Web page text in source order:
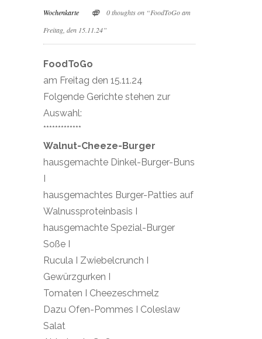
Wochenkarte
0 thoughts on “FoodToGo am
Freitag, den 15.11.24”
FoodToGo
am Freitag den 15.11.24
Folgende Gerichte stehen zur
Auswahl:
*************
Walnut-Cheeze-Burger
hausgemachte Dinkel-Burger-Buns
I
hausgemachtes Burger-Patties auf
Walnussproteinbasis I
hausgemachte Spezial-Burger
Soße I
Rucula I Zwiebelcrunch I
Gewürzgurken I
Tomaten I Cheezeschmelz
Dazu Ofen-Pommes I Coleslaw
Salat